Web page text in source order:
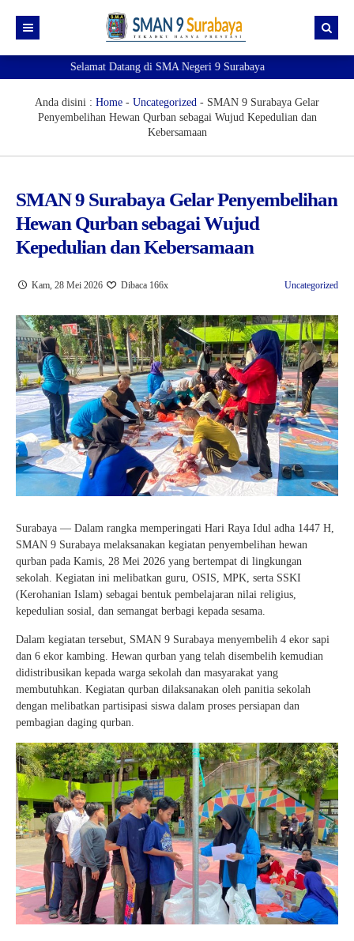
Akademik
e-Observasi Pembelajaran
e-Jurnal
e-Rapor
e-rapor Sisipan
e-KSP
e-Kalender Akademik
e-Kesiswaan
Sipena9 (Admin 2)
Profil
Visi Misi
Guru dan Tenaga Kependidikan
OSIS & MPK
Pramuka
Paskibra
PMR
Basket Putri
Band
Jurnalis
Matematika
Dance
Paduan Suara
Pengumuman
Prestasi
Pengumuman Kelulusan
SIM
Eligible Map
Si-Master
Info-GTK
Dapodik
Informasi
Mapel Pendukung SNBP 2025
Komunitas Belajar InspiratiX
Seputar TKA
Buku Paket
Khataman GTK
Selamat Datang di SMA Negeri 9 Surabaya
Anda disini : Home - Uncategorized - SMAN 9 Surabaya Gelar
Penyembelihan Hewan Qurban sebagai Wujud Kepedulian dan
Kebersamaan
SMAN 9 Surabaya Gelar Penyembelihan
Hewan Qurban sebagai Wujud
Kepedulian dan Kebersamaan
Kam, 28 Mei 2026 Dibaca 166x Uncategorized
Surabaya — Dalam rangka memperingati Hari Raya Idul adha 1447 H,
SMAN 9 Surabaya melaksanakan kegiatan penyembelihan hewan
qurban pada Kamis, 28 Mei 2026 yang bertempat di lingkungan
sekolah. Kegiatan ini melibatkan guru, OSIS, MPK, serta SSKI
(Kerohanian Islam) sebagai bentuk pembelajaran nilai religius,
kepedulian sosial, dan semangat berbagi kepada sesama.
Dalam kegiatan tersebut, SMAN 9 Surabaya menyembelih 4 ekor sapi
dan 6 ekor kambing. Hewan qurban yang telah disembelih kemudian
didistribusikan kepada warga sekolah dan masyarakat yang
membutuhkan. Kegiatan qurban dilaksanakan oleh panitia sekolah
dengan melibatkan partisipasi siswa dalam proses persiapan dan
pembagian daging qurban.